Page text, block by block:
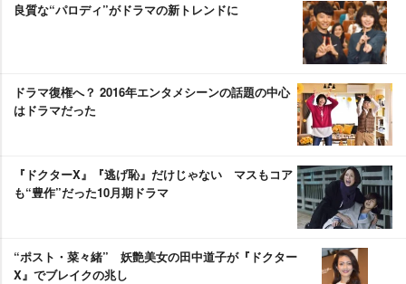
良質な“パロディ”がドラマの新トレンドに
ドラマ復権へ？ 2016年エンタメシーンの話題の中心
はドラマだった
『ドクターX』『逃げ恥』だけじゃない マスもコア
も“豊作”だった10月期ドラマ
“ポスト・菜々緒” 妖艶美女の田中道子が『ドクター
X』でブレイクの兆し